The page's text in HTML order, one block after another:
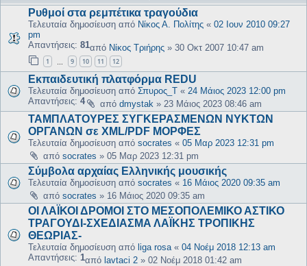
Ρυθμοί στα ρεμπέτικα τραγούδια
Τελευταία δημοσίευση από Νίκος Α. Πολίτης « 02 Ιουν 2010 09:27
pm
Απαντήσεις: 81από Νίκος Τριήρης » 30 Οκτ 2007 10:47 am
1 9 10 11 12
Εκπαιδευτική πλατφόρμα REDU
Τελευταία δημοσίευση από Σπυρος_Τ « 24 Μάιος 2023 12:00 pm
Απαντήσεις: 4 από dmystak » 23 Μάιος 2023 08:46 am
ΤΑΜΠΛΑΤΟΥΡΕΣ ΣΥΓΚΕΡΑΣΜΕΝΩΝ ΝΥΚΤΩΝ
ΟΡΓΑΝΩΝ σε XML/PDF ΜΟΡΦΕΣ
Τελευταία δημοσίευση από socrates « 05 Μαρ 2023 12:31 pm
από socrates » 05 Μαρ 2023 12:31 pm
Σύμβολα αρχαίας Ελληνικής μουσικής
Τελευταία δημοσίευση από socrates « 16 Μάιος 2020 09:35 am
από socrates » 16 Μάιος 2020 09:35 am
ΟΙ ΛΑΪΚΟΙ ΔΡΟΜΟΙ ΣΤΟ ΜΕΣΟΠΟΛΕΜΙΚΟ ΑΣΤΙΚΟ
ΤΡΑΓΟΥΔΙ-ΣΧΕΔΙΑΣΜΑ ΛΑΪΚΗΣ ΤΡΟΠΙΚΗΣ
ΘΕΩΡΙΑΣ-
Τελευταία δημοσίευση από liga rosa « 04 Νοέμ 2018 12:13 am
Απαντήσεις: 1από lavtaci 2 » 02 Νοέμ 2018 01:42 am